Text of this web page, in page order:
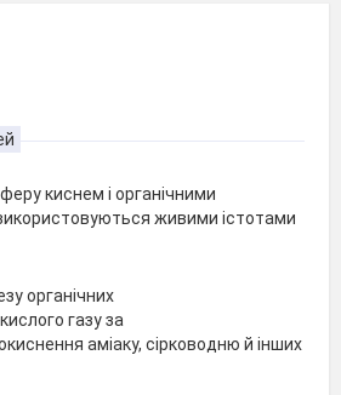
киснем і органічними
живими істотами
органічних
газу за
аміаку, сірководню й інших